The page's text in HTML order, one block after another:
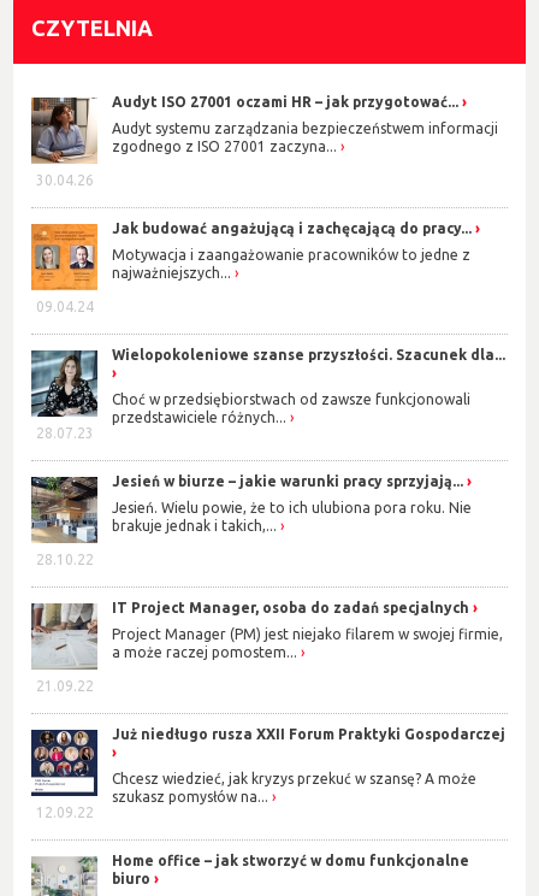
CZYTELNIA
30.04.26
Audyt ISO 27001 oczami HR – jak przygotować...
Audyt systemu zarządzania bezpieczeństwem informacji
zgodnego z ISO 27001 zaczyna...
09.04.24
Jak budować angażującą i zachęcającą do pracy...
Motywacja i zaangażowanie pracowników to jedne z
najważniejszych...
28.07.23
Wielopokoleniowe szanse przyszłości. Szacunek dla...
Choć w przedsiębiorstwach od zawsze funkcjonowali
przedstawiciele różnych...
28.10.22
Jesień w biurze – jakie warunki pracy sprzyjają...
Jesień. Wielu powie, że to ich ulubiona pora roku. Nie
brakuje jednak i takich,...
21.09.22
IT Project Manager, osoba do zadań specjalnych
Project Manager (PM) jest niejako filarem w swojej firmie,
a może raczej pomostem...
12.09.22
Już niedługo rusza XXII Forum Praktyki Gospodarczej
Chcesz wiedzieć, jak kryzys przekuć w szansę? A może
szukasz pomysłów na...
Home office – jak stworzyć w domu funkcjonalne
biuro